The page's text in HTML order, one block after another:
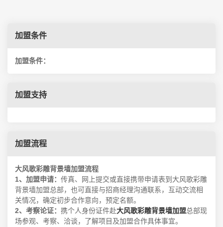
加盟条件
加盟条件：
加盟支持
加盟流程
大风歌彩雕背景墙加盟流程
1、加盟申请： 传真、网上提交或直接携带申请表到大风歌彩雕
背景墙加盟总部，也可直接与招商经理沟通联系，互动交流相
关情况，确定初步合作意向，预定名额。
2、考察论证： 携个人身份证件赴大风歌彩雕背景墙加盟总部现
场参观、考察、洽谈，了解项目及加盟合作具体事宜。